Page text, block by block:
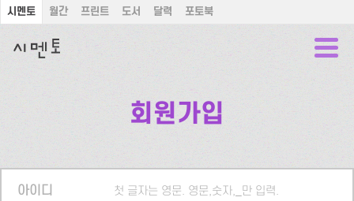
시멘토 월간 프린트 도서 달력 포토북
회원가입
아이디 첫 글자는 영문. 영문,숫자,_만 입력.